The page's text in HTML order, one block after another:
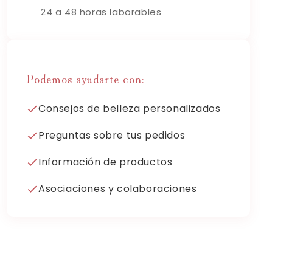
24 a 48 horas laborables
Podemos ayudarte con:
Consejos de belleza personalizados
Preguntas sobre tus pedidos
Información de productos
Asociaciones y colaboraciones